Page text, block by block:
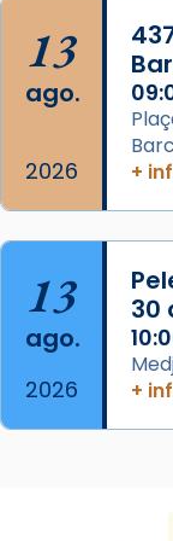
View on Facebook
13
ago.
2026
+
13
ago.
2026
30
+